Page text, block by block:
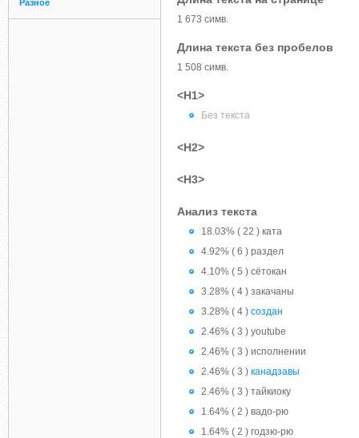
Разное
1 673 симв.
Длина текста без пробелов
1 508 симв.
<H1>
Без текста
<H2>
<H3>
Анализ текста
18.03% ( 22 ) ката
4.92% ( 6 ) раздел
4.10% ( 5 ) сётокан
3.28% ( 4 ) закачаны
3.28% ( 4 ) создан
2.46% ( 3 ) youtube
2.46% ( 3 ) исполнении
2.46% ( 3 ) канадзавы
2.46% ( 3 ) тайкиоку
1.64% ( 2 ) вадо-рю
1.64% ( 2 ) годзю-рю